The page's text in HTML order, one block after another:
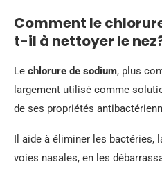
Comment le
t-il à nettoyer le
Le chlorure de sodium, plus
largement utilisé comme
de ses propriétés
Il aide à éliminer les
voies nasales, en les